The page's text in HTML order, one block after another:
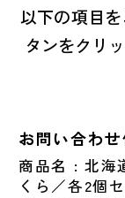
以下の項目
タンをクリ
お問い合わせ
商品名 : 北海
くら／各2個